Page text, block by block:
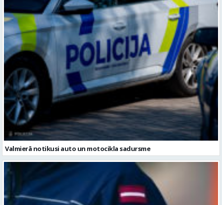
Valmierā notikusi auto un motocikla sadursme